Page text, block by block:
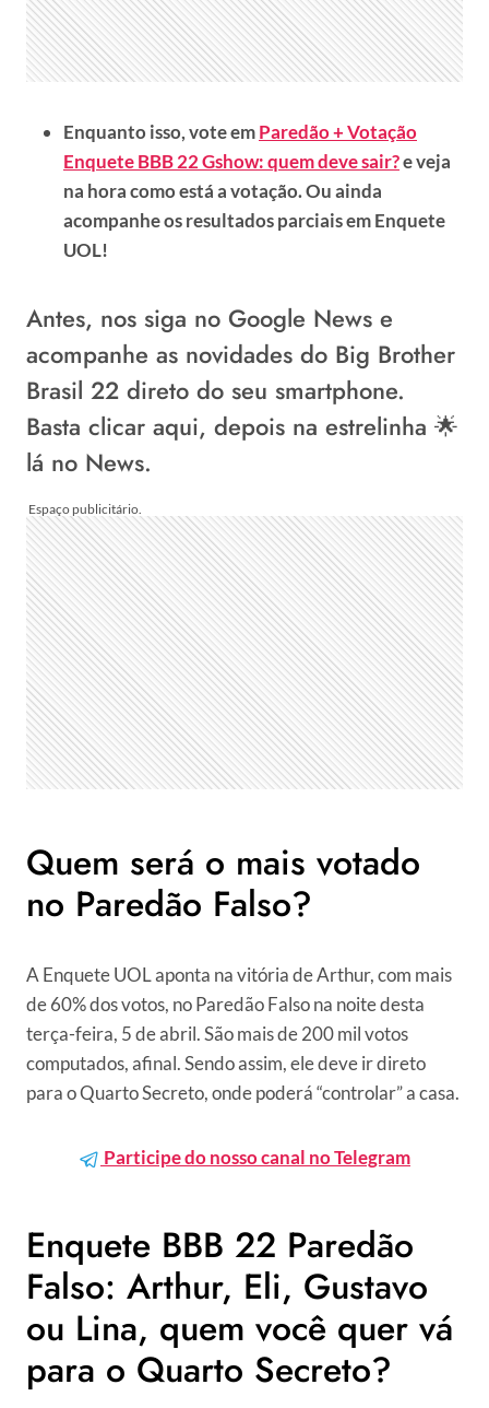
Enquanto isso, vote emParedão + Votação
Enquete BBB 22 Gshow: quem deve sair?e veja
na hora como está a votação. Ou ainda
acompanhe os resultados parciais em Enquete
UOL!
Antes, nos siga no Google News e
acompanhe as novidades do Big Brother
Brasil 22 direto do seu smartphone.
Basta clicar aqui, depois na estrelinha 🌟
lá no News.
Quem será o mais votado
no Paredão Falso?
A Enquete UOL aponta na vitória de Arthur, com mais
de 60% dos votos, no Paredão Falso na noite desta
terça-feira, 5 de abril. São mais de 200 mil votos
computados, afinal. Sendo assim, ele deve ir direto
para o Quarto Secreto, onde poderá “controlar” a casa.
Participe do nosso canal no Telegram
Enquete BBB 22 Paredão
Falso: Arthur, Eli, Gustavo
ou Lina, quem você quer vá
para o Quarto Secreto?